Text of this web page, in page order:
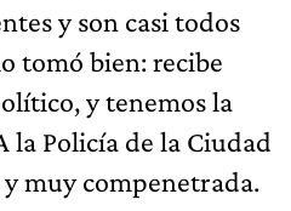
y son casi todos
tomó bien: recibe
y tenemos la
la Policía de la Ciudad
muy compenetrada.